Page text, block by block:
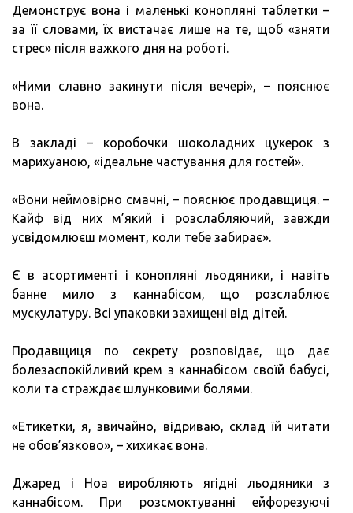
Демонструє вона і маленькі конопляні таблетки –
за її словами, їх вистачає лише на те, щоб «зняти
стрес» після важкого дня на роботі.
«Ними славно закинути після вечері», – пояснює
вона.
В закладі – коробочки шоколадних цукерок з
марихуаною, «ідеальне частування для гостей».
«Вони неймовірно смачні, – пояснює продавщиця. –
Кайф від них м’який і розслабляючий, завжди
усвідомлюєш момент, коли тебе забирає».
Є в асортименті і конопляні льодяники, і навіть
банне мило з каннабісом, що розслаблює
мускулатуру. Всі упаковки захищені від дітей.
Продавщиця по секрету розповідає, що дає
болезаспокійливий крем з каннабісом своїй бабусі,
коли та страждає шлунковими болями.
«Етикетки, я, звичайно, відриваю, склад їй читати
не обов’язково», – хихикає вона.
Джаред і Ноа виробляють ягідні льодяники з
каннабісом. При розсмоктуванні ейфорезуючі